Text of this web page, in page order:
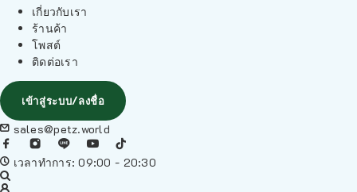
เกี่ยวกับเรา
ร้านค้า
โพสต์
ติดต่อเรา
เข้าสู่ระบบ/ลงชื่อ
sales@petz.world
เวลาทำการ: 09:00 - 20:30